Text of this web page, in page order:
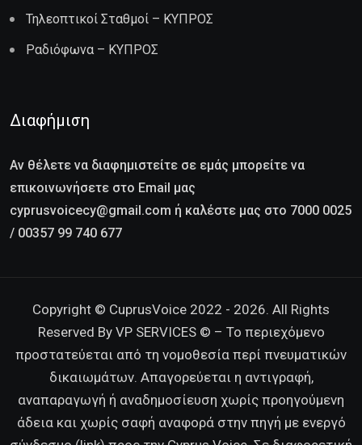
Τηλεοπτικοί Σταθμοί – ΚΥΠΡΟΣ
Ραδιόφωνα – ΚΥΠΡΟΣ
Διαφήμιση
Αν θέλετε να διαφημιστείτε σε εμάς μπορείτε να
επικοινωνήσετε στο Email μας
cyprusvoicecy@gmail.com ή καλέστε μας στο 7000 0025
/ 00357 99 740 677
Copyright © CuprusVoice 2022 - 2026. All Rights
Reserved By VP SERVICES © – Το περιεχόμενο
προστατεύεται από τη νομοθεσία περί πνευματικών
δικαιωμάτων. Απαγορεύεται η αντιγραφή,
αναπαραγωγή ή αναδημοσίευση χωρίς προηγούμενη
άδεια και χωρίς σαφή αναφορά στην πηγή με ενεργό